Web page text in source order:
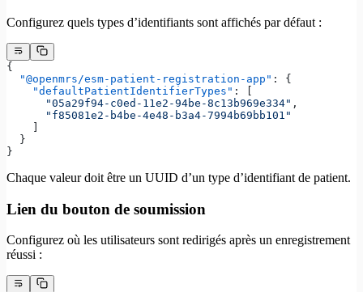
Configurez quels types d’identifiants sont affichés par défaut :
{
  "@openmrs/esm-patient-registration-app"
: {
    "defaultPatientIdentifierTypes"
: [
      "05a29f94-c0ed-11e2-94be-8c13b969e334"
,
      "f85081e2-b4be-4e48-b3a4-7994b69bb101"
  }
}
Chaque valeur doit être un UUID d’un type d’identifiant de patient.
Lien du bouton de soumission
Configurez où les utilisateurs sont redirigés après un enregistrement
réussi :